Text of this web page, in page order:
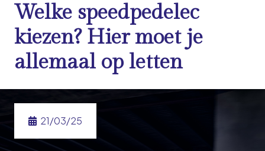
Welke speedpedelec
kiezen? Hier moet je
allemaal op letten
21/03/25